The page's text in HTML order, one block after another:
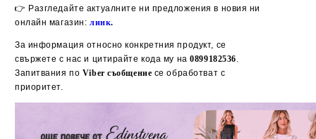
👉 Разгледайте актуалните ни предложения в новия ни
онлайн магазин: линк.
За информация относно конкретния продукт, се
свържете с нас и цитирайте кода му на0899182536
Запитвания по Viber съобщение се обработват с
приоритет.